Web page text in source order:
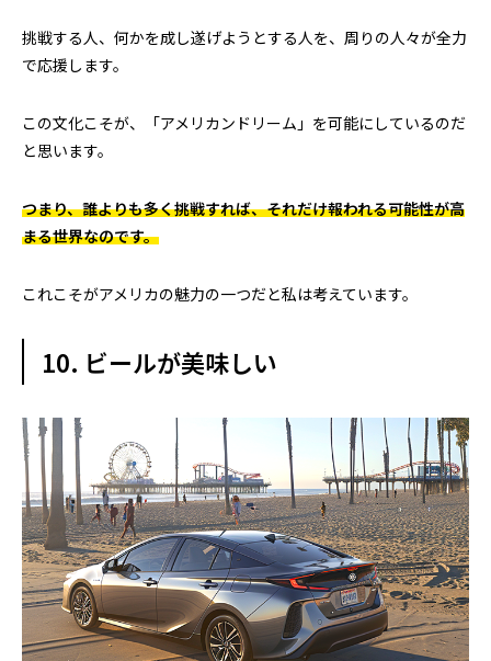
挑戦する人、何かを成し遂げようとする人を、周りの人々が全力
で応援します。
この文化こそが、「アメリカンドリーム」を可能にしているのだ
と思います。
つまり、誰よりも多く挑戦すれば、それだけ報われる可能性が高
まる世界なのです。
これこそがアメリカの魅力の一つだと私は考えています。
10. ビールが美味しい